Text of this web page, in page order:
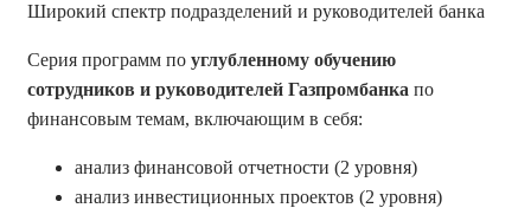
Широкий спектр подразделений и руководителей банка
Серия программ по углубленному обучению
сотрудников и руководителей Газпромбанка по
финансовым темам, включающим в себя:
анализ финансовой отчетности (2 уровня)
анализ инвестиционных проектов (2 уровня)